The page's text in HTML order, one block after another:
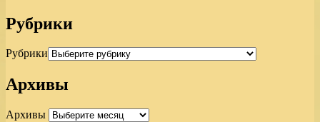
Рубрики
Рубрики
Архивы
Архивы